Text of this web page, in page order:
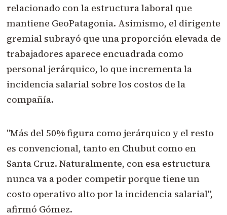
relacionado con la estructura laboral que
mantiene GeoPatagonia. Asimismo, el dirigente
gremial subrayó que una proporción elevada de
trabajadores aparece encuadrada como
personal jerárquico, lo que incrementa la
incidencia salarial sobre los costos de la
compañía.
"Más del 50% figura como jerárquico y el resto
es convencional, tanto en Chubut como en
Santa Cruz. Naturalmente, con esa estructura
nunca va a poder competir porque tiene un
costo operativo alto por la incidencia salarial",
afirmó Gómez.